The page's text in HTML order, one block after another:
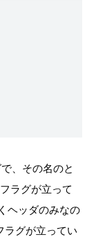
、その名のと
ラグが立って
ヘッダのみなの
ラグが立ってい